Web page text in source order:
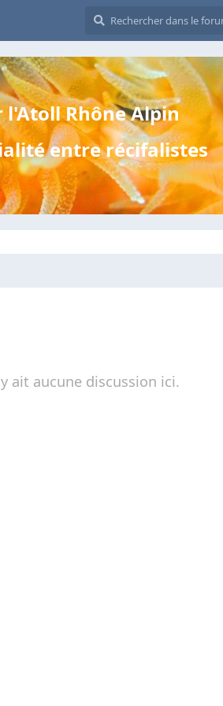
l'Atoll Rhône Alpin
entre récifalistes
ait aucune discussion ici.